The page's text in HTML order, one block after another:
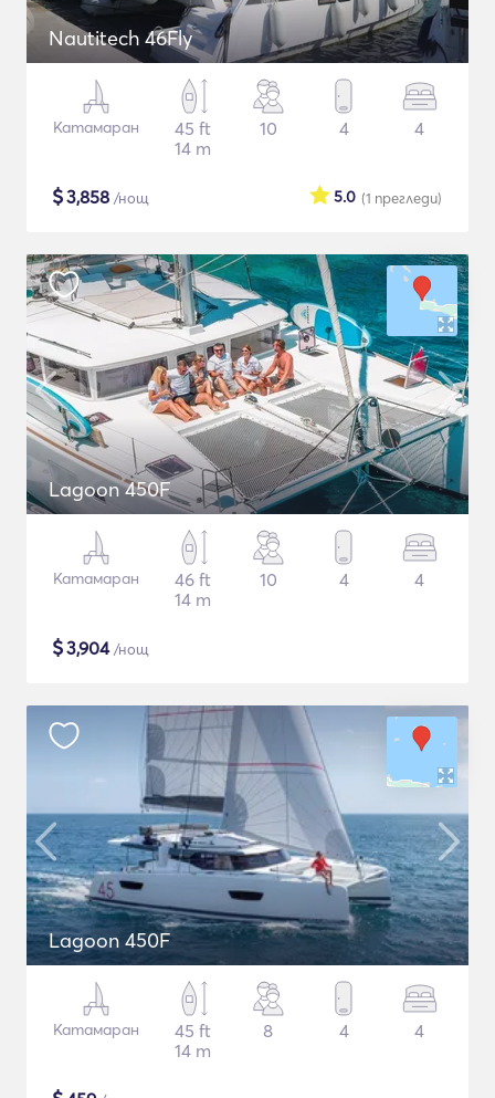
Nautitech 46Fly
Катамаран
45 ft
14 m
10 4 4
$3,858 /нощ (1 прегледи)
5.0
Lagoon 450F
Катамаран
46 ft
14 m
10 4 4
$3,904/нощ
Lagoon 450F
Катамаран
45 ft
14 m
8 4 4